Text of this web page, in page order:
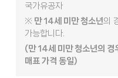
국가유공자
※ 만 14세 미만 청소년의
가능합니다.
(만 14세 미만 청소년의 경
매표 가격 동일)